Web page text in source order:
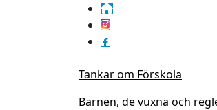
Tankar om Förskola
Barnen, de vuxna och